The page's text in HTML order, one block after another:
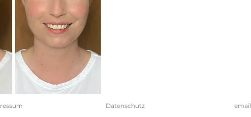
Datenschutz email